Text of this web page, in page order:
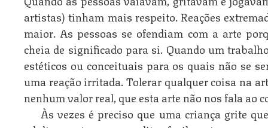
artistas) tinham mais respeito. Reações
maior. As pessoas se ofendiam com a arte
cheia de significado para si. Quando um
estéticos ou conceituais para os quais não se
uma reação irritada. Tolerar qualquer coisa na
nenhum valor real, que esta arte não nos fala ao
Às vezes é preciso que uma criança grite